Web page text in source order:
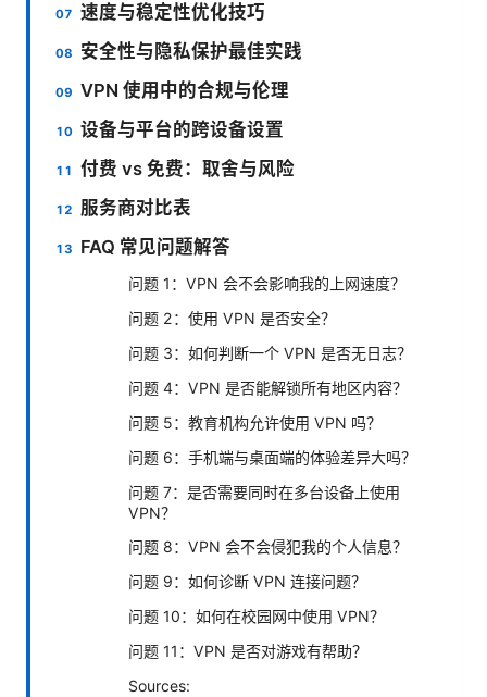
速度与稳定性优化技巧
安全性与隐私保护最佳实践
VPN 使用中的合规与伦理
设备与平台的跨设备设置
付费 vs 免费：取舍与风险
服务商对比表
FAQ 常见问题解答
问题 1：VPN 会不会影响我的上网速度？
问题 2：使用 VPN 是否安全？
问题 3：如何判断一个 VPN 是否无日志？
问题 4：VPN 是否能解锁所有地区内容？
问题 5：教育机构允许使用 VPN 吗？
问题 6：手机端与桌面端的体验差异大吗？
问题 7：是否需要同时在多台设备上使用
VPN？
问题 8：VPN 会不会侵犯我的个人信息？
问题 9：如何诊断 VPN 连接问题？
问题 10：如何在校园网中使用 VPN？
问题 11：VPN 是否对游戏有帮助？
Sources: